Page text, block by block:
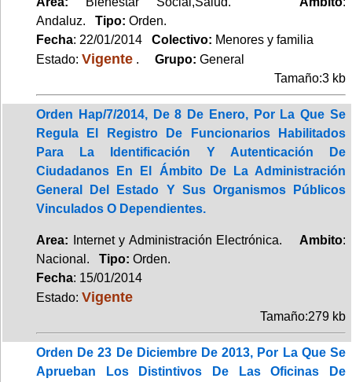
Andaluz. Tipo: Orden.
Fecha: 22/01/2014 Colectivo: Menores y familia
Estado: Vigente . Grupo: General
Tamaño:3 kb
Orden Hap/7/2014, De 8 De Enero, Por La Que Se
Regula El Registro De Funcionarios Habilitados
Para La Identificación Y Autenticación De
Ciudadanos En El Ámbito De La Administración
General Del Estado Y Sus Organismos Públicos
Vinculados O Dependientes.
Area: Internet y Administración Electrónica. Ambito:
Nacional. Tipo: Orden.
Fecha: 15/01/2014
Estado: Vigente
Tamaño:279 kb
Orden De 23 De Diciembre De 2013, Por La Que Se
Aprueban Los Distintivos De Las Oficinas De